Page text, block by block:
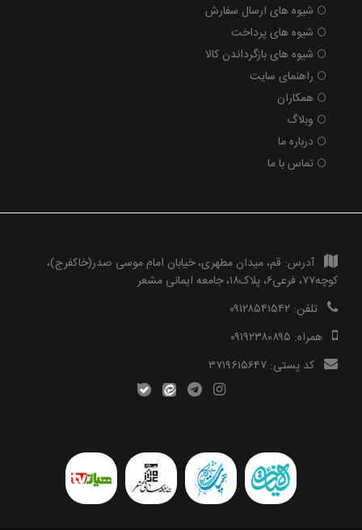
شیوه های ارسال سفارش
شیوه های پرداخت
شیوه های بازگرداندن کالا
راهنمای سایت
همکاران
وبلاگ
درباره ما
تماس با ما
آدرس: قم، میدان مطهری، خیابان امام موسی صدر(خاکفرج)،
کوچه۷۷، فرعی۶، پلاک۱۸، جامعه ایمانی مشعر
تلفن: ۰۹۱۲۸۵۴۱۵۴۲
همراه: ۰۹۱۹۲۳۸۰۸۹۵
کد پستی: ۳۷۱۹۶۱۵۶۴۷